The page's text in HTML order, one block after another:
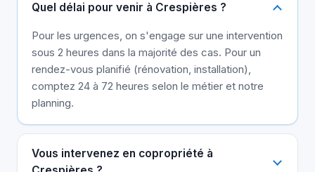
Quel délai pour venir à Crespières ?
Pour les urgences, on s'engage sur une intervention
sous 2 heures dans la majorité des cas. Pour un
rendez-vous planifié (rénovation, installation),
comptez 24 à 72 heures selon le métier et notre
planning.
Vous intervenez en copropriété à